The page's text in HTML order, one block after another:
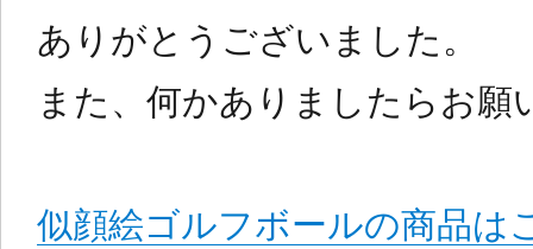
ありがとうございました。
また、何かありましたらお願
似顔絵ゴルフボールの商品は